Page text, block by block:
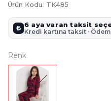
Ürün Kodu: TK485
₺ 6 aya varan taksit
Kredi kartına taksit ·
Renk